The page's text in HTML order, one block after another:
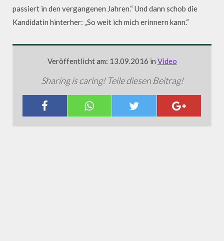
passiert in den vergangenen Jahren.“ Und dann schob die
Kandidatin hinterher: „So weit ich mich erinnern kann.“
Veröffentlicht am: 13.09.2016 in Video
Sharing is caring! Teile diesen Beitrag!